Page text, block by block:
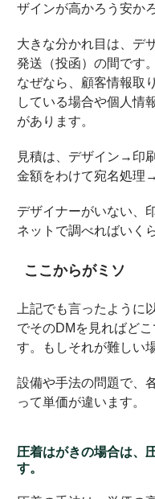
ザインが高かろう安か
大きな分かれ目は、デ
発送（投函）の間です。
なぜなら、顧客情報取
している場合や個人情
があります。
見積は、デザイン→印
金額をわけて宛名処理
デザイナーがいない、
ネットで調べればいく
ここからがミソ
上記でも言ったように
でそのDMを見ればど
す。もしそれが難しい
設備や手法の問題で、
って単価が違います。
圧着はがきの場合は、
す。